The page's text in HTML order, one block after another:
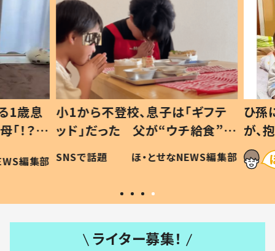
歳息
？」
編集部
小1から不登校、息子は「ギフテ
ッド」だった 父が“ウチ給食”を
作り続ける理由とは #令和の親
#令和の子
SNSで話題 ほ・とせなNEWS編集部
ひ孫
が、抱
「涙が
い」
ライター募集！